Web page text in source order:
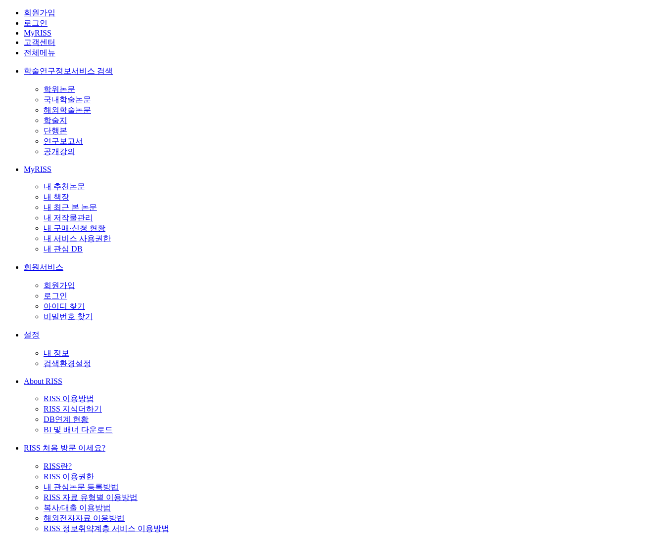
회원가입
로그인
MyRISS
고객센터
전체메뉴
학술연구정보서비스 검색
학위논문
국내학술논문
해외학술논문
학술지
단행본
연구보고서
공개강의
MyRISS
내 추천논문
내 책장
내 최근 본 논문
내 저작물관리
내 구매·신청 현황
내 서비스 사용권한
내 관심 DB
회원서비스
회원가입
로그인
아이디 찾기
비밀번호 찾기
설정
내 정보
검색환경설정
About RISS
RISS 이용방법
RISS 지식더하기
DB연계 현황
BI 및 배너 다운로드
RISS 처음 방문 이세요?
RISS란?
RISS 이용권한
내 관심논문 등록방법
RISS 자료 유형별 이용방법
복사/대출 이용방법
해외전자자료 이용방법
RISS 정보취약계층 서비스 이용방법